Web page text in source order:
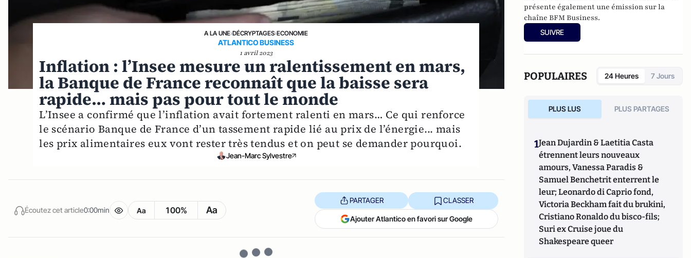
A LA UNE›DÉCRYPTAGES›ECONOMIE
ATLANTICO BUSINESS
1 avril 2023
Inflation : l’Insee mesure un ralentissement en mars,
la Banque de France reconnaît que la baisse sera
rapide… mais pas pour tout le monde
L’Insee a confirmé que l’inflation avait fortement ralenti en mars… Ce qui renforce
le scénario Banque de France d’un tassement rapide lié au prix de l’énergie... mais
les prix alimentaires eux vont rester très tendus et on peut se demander pourquoi.
Jean-Marc Sylvestre
Écoutez cet article0:00min Aa 100% Aa
PARTAGER CLASSER
Ajouter Atlantico en favori sur Google
présente également une émission sur la
chaîne BFM Business.
SUIVRE
POPULAIRES 24 Heures 7 Jours
PLUS LUS PLUS PARTAGES
1Jean Dujardin & Laetitia Casta
étrennent leurs nouveaux
amours, Vanessa Paradis &
Samuel Benchetrit enterrent le
leur; Leonardo di Caprio fond,
Victoria Beckham fait du brukini,
Cristiano Ronaldo du bisco-fils;
Suri ex Cruise joue du
Shakespeare queer